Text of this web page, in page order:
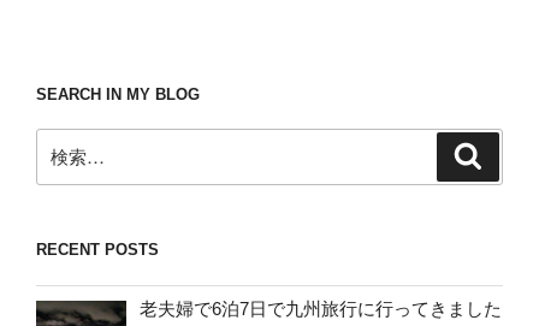
SEARCH IN MY BLOG
索:
RECENT POSTS
老夫婦で6泊7日で九州旅行に行ってきました